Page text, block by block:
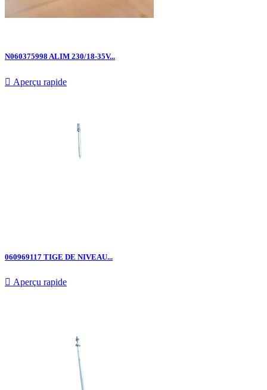
N060375998 ALIM 230/18-35V...
 Aperçu rapide
060969117 TIGE DE NIVEAU...
 Aperçu rapide